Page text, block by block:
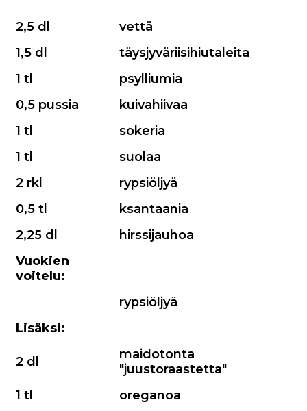
2,5 dl
vettä
1,5 dl
täysjyväriisihiutaleita
1 tl
psylliumia
0,5 pussia
kuivahiivaa
1 tl
sokeria
1 tl
suolaa
2 rkl
rypsiöljyä
0,5 tl
ksantaania
2,25 dl
hirssijauhoa
Vuokien
voitelu:
rypsiöljyä
Lisäksi:
2 dl
maidotonta
"juustoraastetta"
1 tl
oreganoa